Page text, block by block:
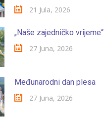
21 Jula, 2026
„Naše zajedničko vrijeme“
27 Juna, 2026
Međunarodni dan plesa
27 Juna, 2026